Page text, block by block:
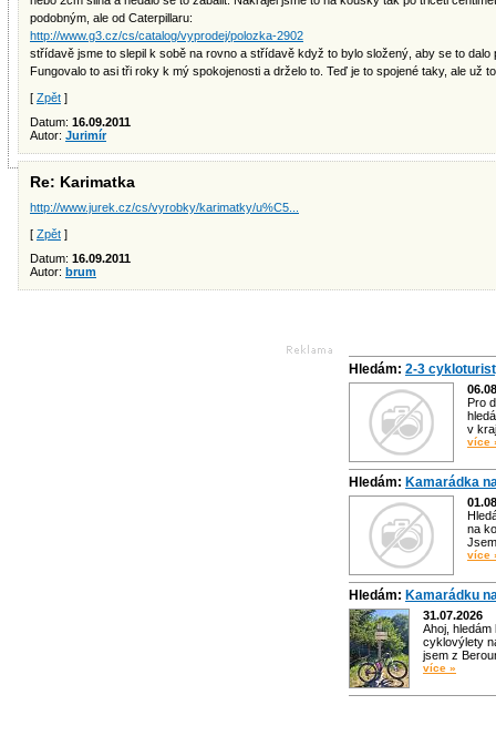
podobným, ale od Caterpillaru:
http://www.g3.cz/cs/catalog/vyprodej/polozka-2902
střídavě jsme to slepil k sobě na rovno a střídavě když to bylo složený, aby se to dalo
Fungovalo to asi tři roky k mý spokojenosti a drželo to. Teď je to spojené taky, ale už
[ Zpět ]
Datum: 16.09.2011
Autor: Jurimír
Re: Karimatka
http://www.jurek.cz/cs/vyrobky/karimatky/u%C5...
[ Zpět ]
Datum: 16.09.2011
Autor: brum
Hledám: 2-3
Pro
v
více
Hledám: Kamarádka
na
více
Hledám: Kamarádku
31.07.2026
Ahoj,
cyklovýlety
jsem z
více »